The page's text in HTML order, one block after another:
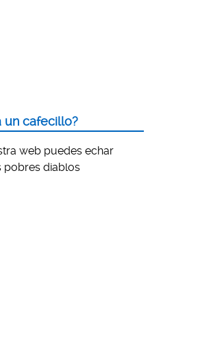
un cafecillo?
web puedes echar
pobres diablos